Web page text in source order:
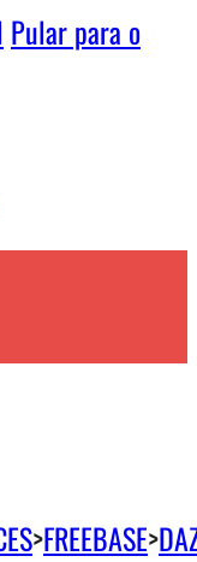
Pular para o
>FREEBASE>